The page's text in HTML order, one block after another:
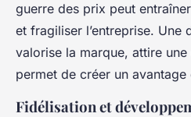
guerre des prix peut
et fragiliser l’entreprise. Une
valorise la marque, attire
permet de créer un
Fidélisation et